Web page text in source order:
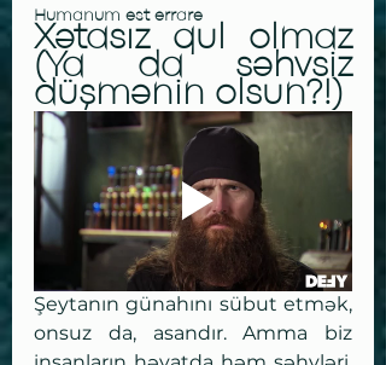
Humanum est errare
Xətasız qul olmaz
(Ya da səhvsiz
düşmənin olsun?!)
Şeytanın günahını sübut etmək,
onsuz da, asandır. Amma biz